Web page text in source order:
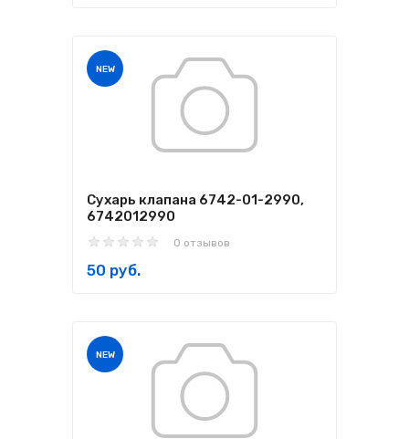
NEW
Сухарь клапана 6742-01-2990,
6742012990
0 отзывов
50 руб.
NEW